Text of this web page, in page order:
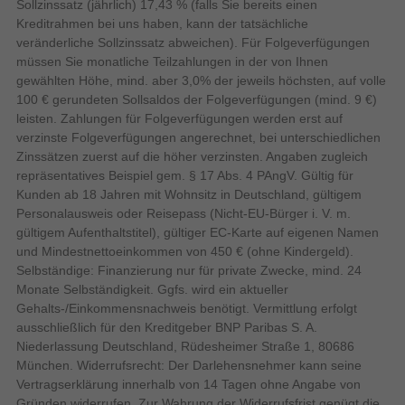
Frag deinen TV alles. Samsung Vision
AI is here.
Samsung Vision AI Companion
Der Samsung Vision AI Companion eröffnet dir
ganz einfache Wege der Interaktion. Mehrere AI-
Agenten können deine Fragen sofort beantworten
– mit visueller Unterstützung durch Bilder und
Videos. Das fängt bei Szenenerklärungen an und
hört bei Tipps für Restaurants in deiner Umgebung
noch lange nicht auf. So kommst du in den Genuss
eines vielseitigen, personalisierten Erlebnisses
direkt auf dem großen Bildschirm.
Natives Seitenverhältnis
Bildqualität
Bildschirmform
Display-Bildwiederholrate
unterstützt
144 Hz, 100 Hz
Anzahl der Farben des
Displays
1 Milliarden Farben
Bildwiederholfrequenz
Bildwinkel, horizontal 178°
Bildwinkel, vertikal
Reaktionszeit
Sollzinssatz (jährlich) 17,43 % (falls Sie bereits einen
Kreditrahmen bei uns haben, kann der tatsächliche
veränderliche Sollzinssatz abweichen). Für Folgeverfügungen
müssen Sie monatliche Teilzahlungen in der von Ihnen
gewählten Höhe, mind. aber 3,0% der jeweils höchsten, auf volle
100 € gerundeten Sollsaldos der Folgeverfügungen (mind. 9 €)
leisten. Zahlungen für Folgeverfügungen werden erst auf
verzinste Folgeverfügungen angerechnet, bei unterschiedlichen
Zinssätzen zuerst auf die höher verzinsten. Angaben zugleich
repräsentatives Beispiel gem. § 17 Abs. 4 PAngV. Gültig für
Kunden ab 18 Jahren mit Wohnsitz in Deutschland, gültigem
Personalausweis oder Reisepass (Nicht-EU-Bürger i. V. m.
gültigem Aufenthaltstitel), gültiger EC-Karte auf eigenen Namen
und Mindestnettoeinkommen von 450 € (ohne Kindergeld).
Selbständige: Finanzierung nur für private Zwecke, mind. 24
Monate Selbständigkeit. Ggfs. wird ein aktueller
Gehalts-/Einkommensnachweis benötigt. Vermittlung erfolgt
ausschließlich für den Kreditgeber BNP Paribas S. A.
Niederlassung Deutschland, Rüdesheimer Straße 1, 80686
München. Widerrufsrecht: Der Darlehensnehmer kann seine
Vertragserklärung innerhalb von 14 Tagen ohne Angabe von